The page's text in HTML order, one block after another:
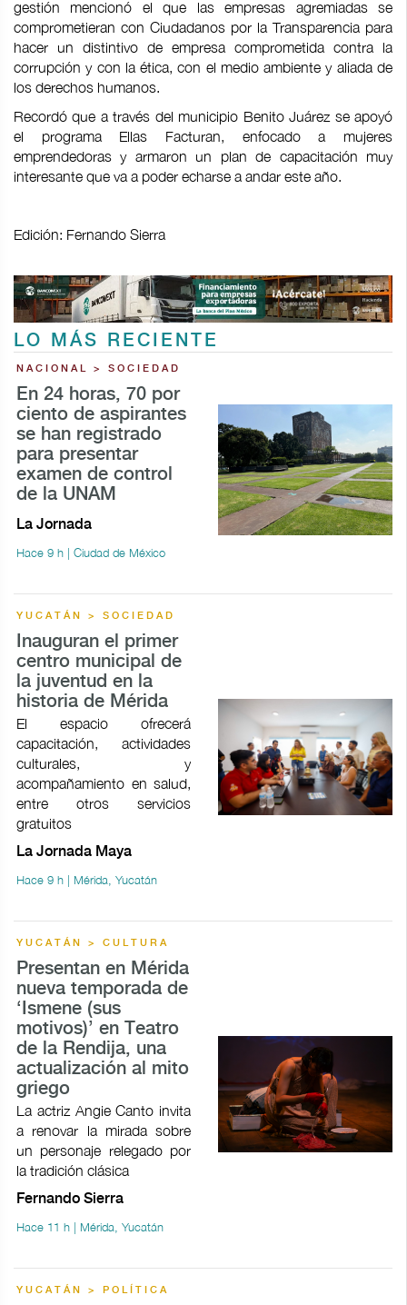
gestión mencionó el que las empresas agremiadas se
comprometieran con Ciudadanos por la Transparencia para
hacer un distintivo de empresa comprometida contra la
corrupción y con la ética, con el medio ambiente y aliada de
los derechos humanos.
Recordó que a través del municipio Benito Juárez se apoyó
el programa Ellas Facturan, enfocado a mujeres
emprendedoras y armaron un plan de capacitación muy
interesante que va a poder echarse a andar este año.
Edición: Fernando Sierra
LO MÁS RECIENTE
NACIONAL > SOCIEDAD
En 24 horas, 70 por
ciento de aspirantes
se han registrado
para presentar
examen de control
de la UNAM
La Jornada
Hace 9 h | Ciudad de México
YUCATÁN > SOCIEDAD
Inauguran el primer
centro municipal de
la juventud en la
historia de Mérida
El espacio ofrecerá
capacitación, actividades
culturales, y
acompañamiento en salud,
entre otros servicios
gratuitos
La Jornada Maya
Hace 9 h | Mérida, Yucatán
YUCATÁN > CULTURA
Presentan en Mérida
nueva temporada de
‘Ismene (sus
motivos)’ en Teatro
de la Rendija, una
actualización al mito
griego
La actriz Angie Canto invita
a renovar la mirada sobre
un personaje relegado por
la tradición clásica
Fernando Sierra
Hace 11 h | Mérida, Yucatán
YUCATÁN > POLÍTICA